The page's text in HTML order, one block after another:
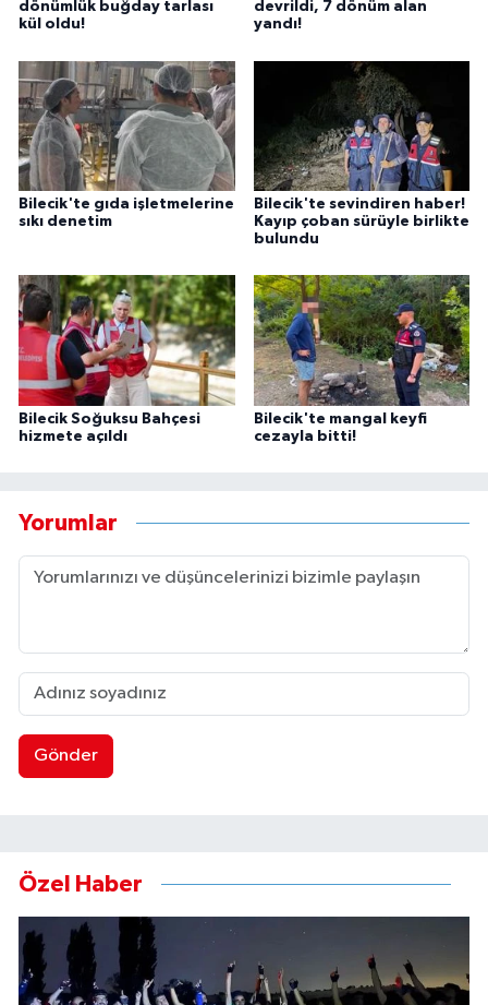
dönümlük buğday tarlası
kül oldu!
devrildi, 7 dönüm alan
yandı!
Bilecik'te gıda işletmelerine
sıkı denetim
Bilecik'te sevindiren haber!
Kayıp çoban sürüyle birlikte
bulundu
Bilecik Soğuksu Bahçesi
hizmete açıldı
Bilecik'te mangal keyfi
cezayla bitti!
Yorumlar
Gönder
Özel Haber